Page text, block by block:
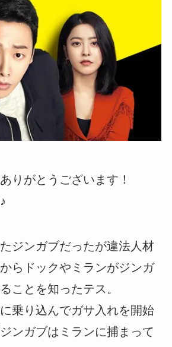
りがとうございます！
ジンガブだったが違法人材
らドックやミランがジンガ
ことを知ったテス。
乗り込んでガサ入れを開始
ンガブはミランに捕まって